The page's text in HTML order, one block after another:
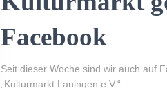
Facebook
Seit dieser Woche sind wir auch auf
„Kulturmarkt Lauingen e.V.“